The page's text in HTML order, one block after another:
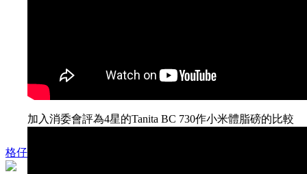
格仔
加入消委會評為4星的Tanita BC 730作小米體脂磅的比較